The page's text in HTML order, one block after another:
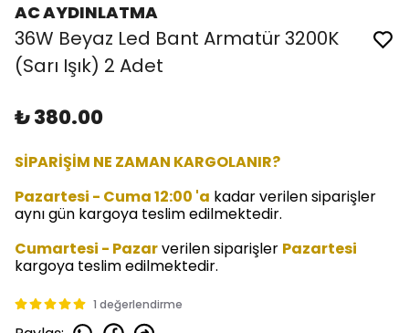
AC AYDINLATMA
36W Beyaz Led Bant Armatür 3200K
(Sarı Işık) 2 Adet
₺ 380.00
SİPARİŞİM NE ZAMAN KARGOLANIR?
Pazartesi - Cuma 12:00 'a kadar verilen siparişler
aynı gün kargoya teslim edilmektedir.
Cumartesi - Pazarverilen siparişler Pazartesi
kargoya teslim edilmektedir.
1 değerlendirme